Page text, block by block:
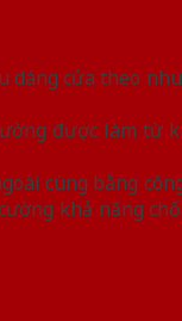
cửa theo
được làm từ
cùng bằng
khả năng